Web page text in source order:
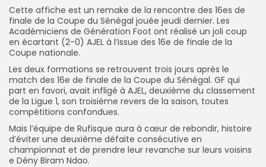
Cette affiche est un remake de la rencontre des 16es de
finale de la Coupe du Sénégal jouée jeudi dernier. Les
Académiciens de Génération Foot ont réalisé un joli coup
en écartant (2-0) AJEL à l’issue des 16e de finale de la
Coupe nationale.
Les deux formations se retrouvent trois jours après le
match des 16e de finale de la Coupe du Sénégal. GF qui
part en favori, avait infligé à AJEL, deuxième du classement
de la Ligue 1, son troisième revers de la saison, toutes
compétitions confondues.
Mais l’équipe de Rufisque aura à cœur de rebondir, histoire
d’éviter une deuxième défaite consécutive en
championnat et de prendre leur revanche sur leurs voisins
e Dény Biram Ndao.